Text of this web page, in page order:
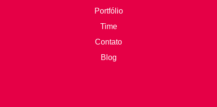
Portfólio
Time
Contato
Blog